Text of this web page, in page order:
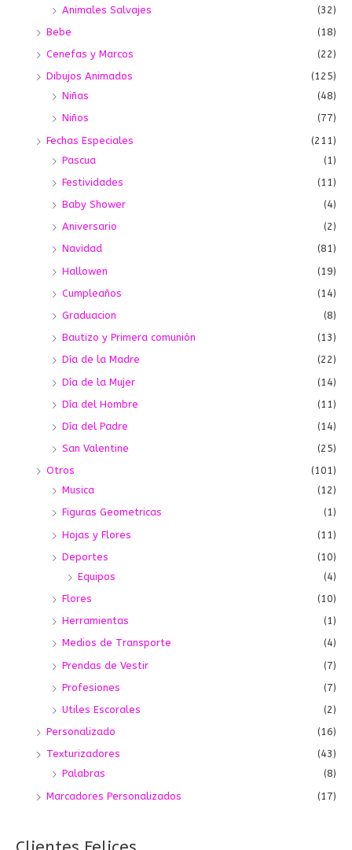
Animales Salvajes
(32)
Bebe
(18)
Cenefas y Marcos
(22)
Dibujos Animados
(125)
Niñas
(48)
Niños
(77)
Fechas Especiales
(211)
Pascua
(1)
Festividades
(11)
Baby Shower
(4)
Aniversario
(2)
Navidad
(81)
Hallowen
(19)
Cumpleaños
(14)
Graduacion
(8)
Bautizo y Primera comunión
(13)
Día de la Madre
(22)
Día de la Mujer
(14)
Día del Hombre
(11)
Día del Padre
(14)
San Valentine
(25)
Otros
(101)
Musica
(12)
Figuras Geometricas
(1)
Hojas y Flores
(11)
Deportes
(10)
Equipos
(4)
Flores
(10)
Herramientas
(1)
Medios de Transporte
(4)
Prendas de Vestir
(7)
Profesiones
(7)
Utiles Escorales
(2)
Personalizado
(16)
Texturizadores
(43)
Palabras
(8)
Marcadores Personalizados
(17)